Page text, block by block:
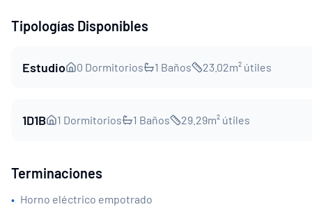
Tipologías Disponibles
Estudio 0 Dormitorios 1 Baños 23.02m² útiles
1D1B 1 Dormitorios 1 Baños 29.29m² útiles
Terminaciones
• Horno eléctrico empotrado